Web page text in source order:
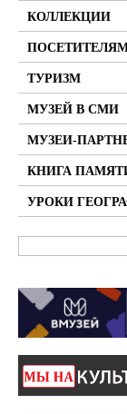
КОЛЛЕКЦИИ
ТУРИЗМ
МУЗЕЙ В СМИ
МУЗЕИ-
КНИГА
УРОКИ